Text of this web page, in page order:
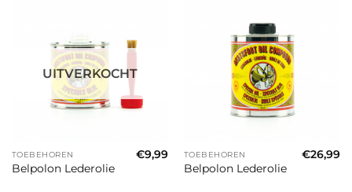
UITVERKOCHT
TOEBEHOREN
Belpolon Lederolie
€9,99 TOEBEHOREN
Belpolon Lederolie
€26,99